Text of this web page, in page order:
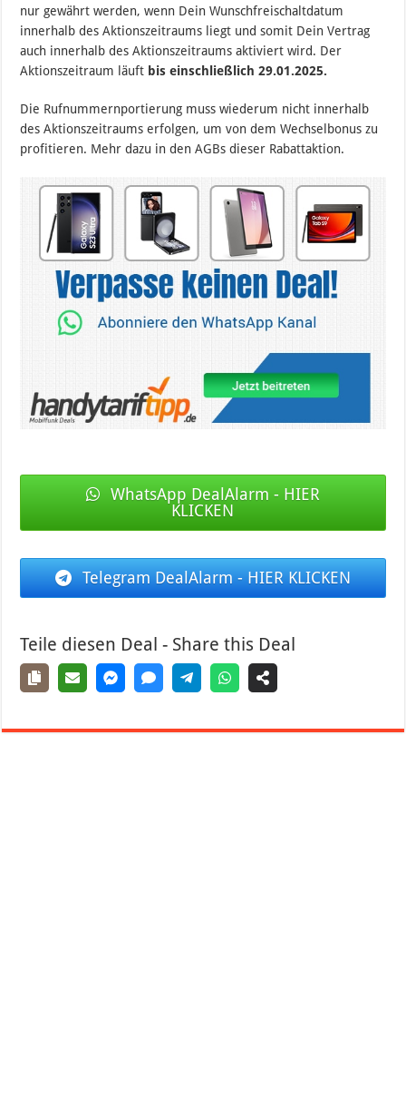
nur gewährt werden, wenn Dein Wunschfreischaltdatum
innerhalb des Aktionszeitraums liegt und somit Dein Vertrag
auch innerhalb des Aktionszeitraums aktiviert wird. Der
Aktionszeitraum läuft bis einschließlich 29.01.2025.
Die Rufnummernportierung muss wiederum nicht innerhalb
des Aktionszeitraums erfolgen, um von dem Wechselbonus zu
profitieren. Mehr dazu in den AGBs dieser Rabattaktion.
WhatsApp DealAlarm - HIER
KLICKEN
Telegram DealAlarm - HIER KLICKEN
Teile diesen Deal - Share this Deal